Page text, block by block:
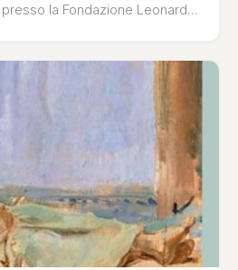
la Fondazione Leonardo